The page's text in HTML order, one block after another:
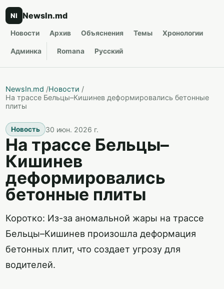
NI NewsIn.md
Новости Архив Объяснения Темы Хронологии
Админка Romana Русский
NewsIn.md /Новости /
На трассе Бельцы–Кишинев деформировались бетонные
плиты
Новость 30 июн. 2026 г.
На трассе Бельцы–
Кишинев
деформировались
бетонные плиты
Коротко: Из-за аномальной жары на трассе
Бельцы–Кишинев произошла деформация
бетонных плит, что создает угрозу для
водителей.